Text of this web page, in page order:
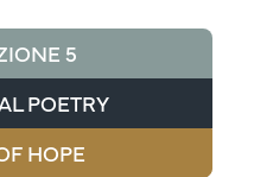
5
POETRY
HOPE